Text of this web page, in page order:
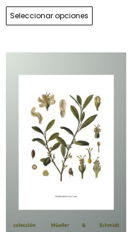
Seleccionar opciones